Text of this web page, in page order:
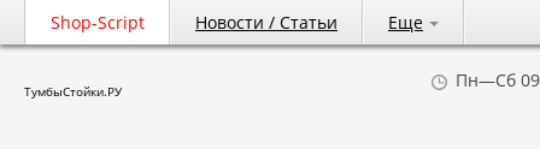
Shop-Script Новости / Статьи Еще
ТумбыСтойки.РУ Пн—Сб